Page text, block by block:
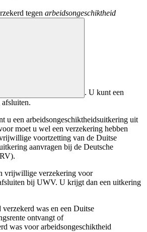
tegen arbeidsongeschiktheid
. U kunt een
u een arbeidsongeschiktheidsuitkering uit
moet u wel een verzekering hebben
voortzetting van de Duitse
aanvragen bij de Deutsche
.
vrijwillige verzekering voor
bij UWV. U krijgt dan een uitkering
was en een Duitse
ontvangt of
was voor arbeidsongeschiktheid